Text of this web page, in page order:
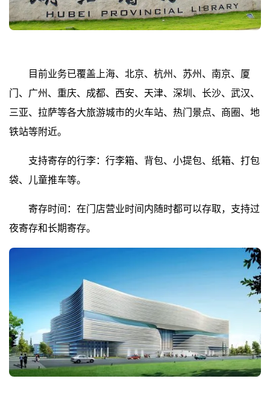
目前业务已覆盖上海、北京、杭州、苏州、南京、厦
门、广州、重庆、成都、西安、天津、深圳、长沙、武汉、
三亚、拉萨等各大旅游城市的火车站、热门景点、商圈、地
铁站等附近。
支持寄存的行李：行李箱、背包、小提包、纸箱、打包
袋、儿童推车等。
寄存时间：在门店营业时间内随时都可以存取，支持过
夜寄存和长期寄存。